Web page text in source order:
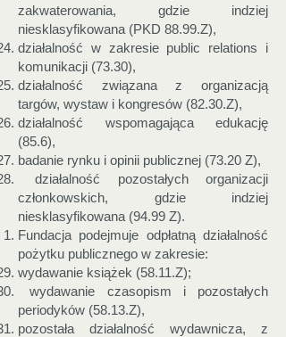
zakwaterowania, gdzie indziej
niesklasyfikowana (PKD 88.99.Z),
działalność w zakresie public relations i
komunikacji (73.30),
działalność związana z organizacją
targów, wystaw i kongresów (82.30.Z),
działalność wspomagająca edukację
(85.6),
badanie rynku i opinii publicznej (73.20 Z),
działalność pozostałych organizacji
członkowskich, gdzie indziej
niesklasyfikowana (94.99 Z).
Fundacja podejmuje odpłatną działalność
pożytku publicznego w zakresie:
wydawanie książek (58.11.Z);
wydawanie czasopism i pozostałych
periodyków (58.13.Z),
pozostała działalność wydawnicza, z